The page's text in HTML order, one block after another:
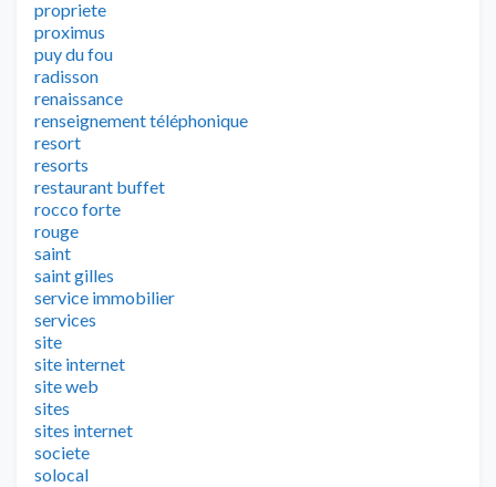
propriete
proximus
puy du fou
radisson
renaissance
renseignement téléphonique
resort
resorts
restaurant buffet
rocco forte
rouge
saint
saint gilles
service immobilier
services
site
site internet
site web
sites
sites internet
societe
solocal